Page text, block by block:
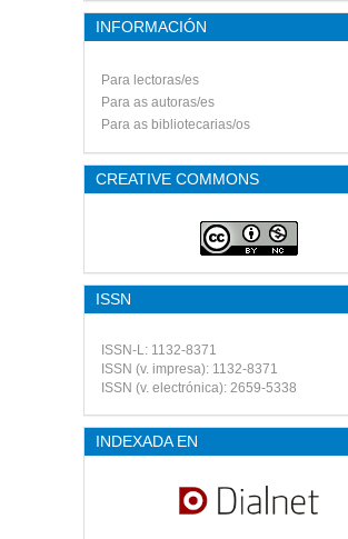
INFORMACIÓN
Para lectoras/es
Para as autoras/es
Para as bibliotecarias/os
CREATIVE COMMONS
ISSN
ISSN-L: 1132-8371
ISSN (v. impresa): 1132-8371
ISSN (v. electrónica): 2659-5338
INDEXADA EN